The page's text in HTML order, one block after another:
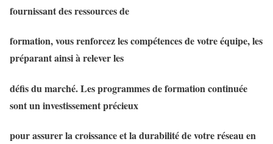
fournissant des ressources de
formation, vous renforcez les compétences de votre équipe, les
préparant ainsi à relever les
défis du marché. Les programmes de formation continuée
sont un investissement précieux
pour assurer la croissance et la durabilité de votre réseau en